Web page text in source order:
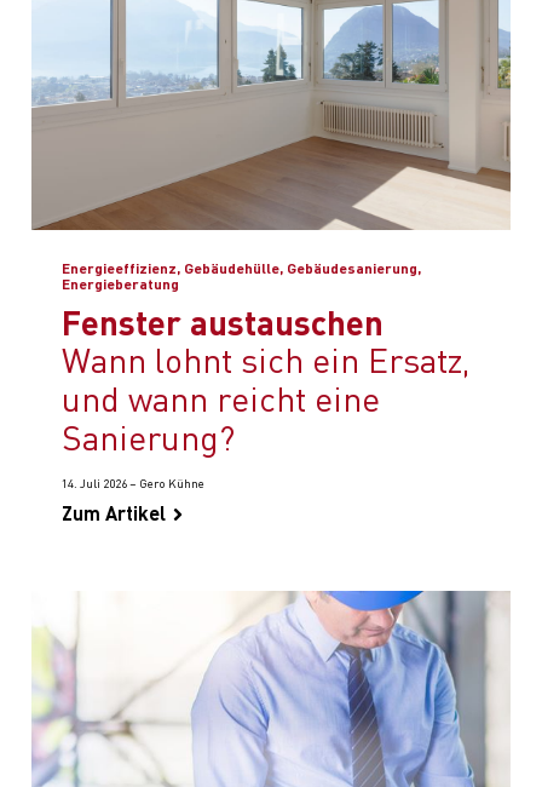
Energieeffizienz, Gebäudehülle, Gebäudesanierung,
Energieberatung
Fenster austauschen
Wann lohnt sich ein Ersatz,
und wann reicht eine
Sanierung?
14. Juli 2026 – Gero Kühne
Zum Artikel